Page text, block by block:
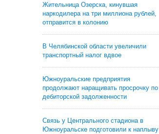
Жительница Озерска, кинувшая
наркодилера на три миллиона рублей,
отправится в колонию
В Челябинской области увеличили
транспортный налог вдвое
Южноуральские предприятия
продолжают наращивать просрочку по
дебиторской задолженности
Связь у Центрального стадиона в
Южноуральске подготовили к наплыву